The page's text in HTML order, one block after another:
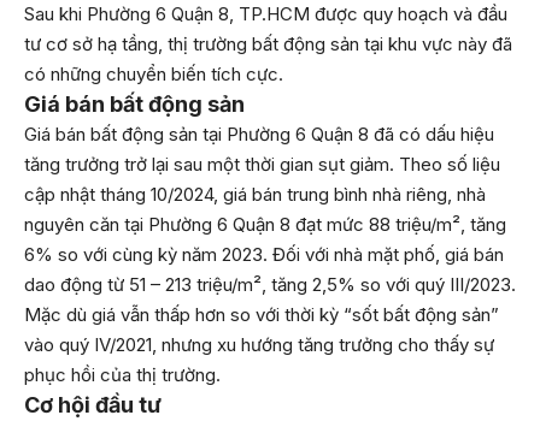
​Sau khi Phường 6 Quận 8, TP.HCM được quy hoạch và đầu
tư cơ sở hạ tầng, thị trường bất động sản tại khu vực này đã
có những chuyển biến tích cực.
Giá bán bất động sản
Giá bán bất động sản tại Phường 6 Quận 8 đã có dấu hiệu
tăng trưởng trở lại sau một thời gian sụt giảm. Theo số liệu
cập nhật tháng 10/2024, giá bán trung bình nhà riêng, nhà
nguyên căn tại Phường 6 Quận 8 đạt mức 88 triệu/m², tăng
6% so với cùng kỳ năm 2023. Đối với nhà mặt phố, giá bán
dao động từ 51 – 213 triệu/m², tăng 2,5% so với quý III/2023.
Mặc dù giá vẫn thấp hơn so với thời kỳ “sốt bất động sản”
vào quý IV/2021, nhưng xu hướng tăng trưởng cho thấy sự
phục hồi của thị trường.
Cơ hội đầu tư